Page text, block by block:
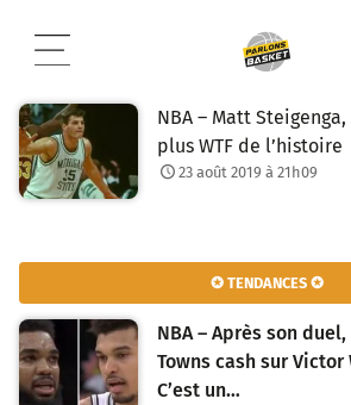
contenu
NBA – Matt
plus WTF de l’histoire
23 août 2019 à 21h09
✪ TENDANCES ✪
NBA – Après son
Towns cash sur Victor
C’est un…